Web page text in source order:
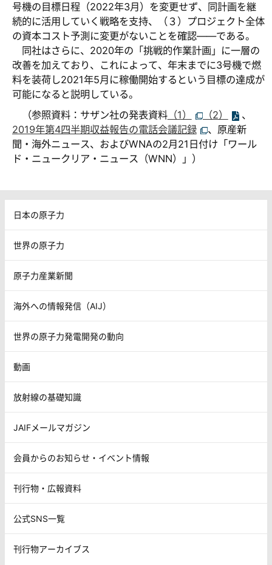
号機の目標日程（2022年3月）を変更せず、同計画を継
続的に活用していく戦略を支持、（３）プロジェクト全体
の資本コスト予測に変更がないことを確認――である。
同社はさらに、2020年の「挑戦的作業計画」に一層の
改善を加えており、これによって、年末までに3号機で燃
料を装荷し2021年5月に稼働開始するという目標の達成が
可能になると説明している。
（参照資料：サザン社の発表資料（1） （2）
、
2019年第4四半期収益報告の電話会議記録
、原産新
聞・海外ニュース、およびWNAの2月21日付け「ワール
ド・ニュークリア・ニュース（WNN）」）
日本の原子力
世界の原子力
原子力産業新聞
海外への情報発信（AIJ）
世界の原子力発電開発の動向
動画
放射線の基礎知識
JAIFメールマガジン
会員からのお知らせ・イベント情報
刊行物・広報資料
公式SNS一覧
刊行物アーカイブス